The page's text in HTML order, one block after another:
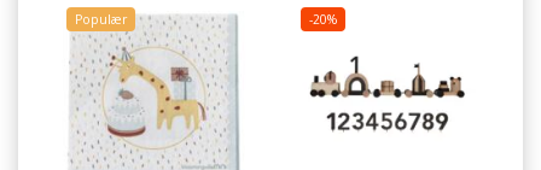
Populær -20%